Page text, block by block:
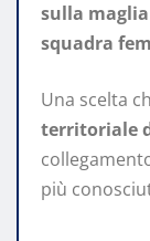
sulla
squadra
Una scelta
territoriale
più